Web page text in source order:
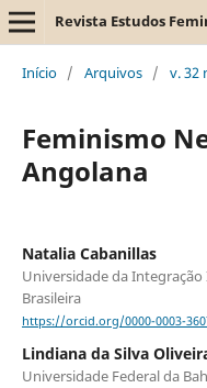
Revista Estudos
Início / Arquivos / v. 32
Feminismo
Angolana
Natalia Cabanillas
Universidade da
Brasileira
https://orcid.org/0000-0003-
Lindiana da Silva
Universidade Federal da